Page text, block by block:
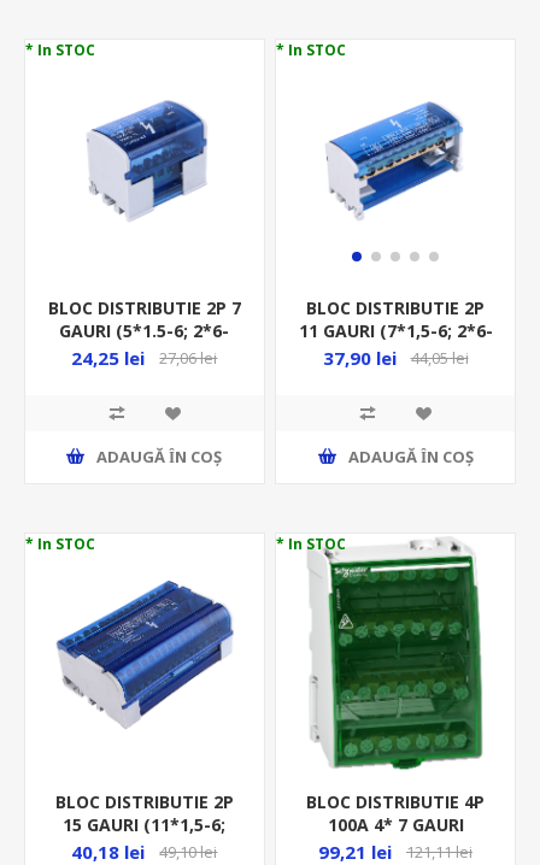
* In STOC
BLOC DISTRIBUTIE 2P 7
GAURI (5*1.5-6; 2*6-
16)MM OR-LZ-8201/7
24,25 lei 27,06 lei
ADAUGĂ ȊN COŞ
* In STOC
BLOC DISTRIBUTIE 2P
11 GAURI (7*1,5-6; 2*6-
16; 2*10-16)MM OR-LZ-
37,90 lei 44,05 lei
ADAUGĂ ȊN COŞ
* In STOC
BLOC DISTRIBUTIE 2P
15 GAURI (11*1,5-6;
2*6-16; 2*10-16)MM
40,18 lei 49,10 lei
* In STOC
BLOC DISTRIBUTIE 4P
100A 4* 7 GAURI
(2*7.5+5*5.5)MM
99,21 lei 121,11 lei